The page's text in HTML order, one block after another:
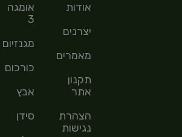
אודות
יצרנים
מאמרים
תקנון
אתר
הצהרת
נגישות
אומגה
3
מגנזיום
כורכום
אבץ
סידן